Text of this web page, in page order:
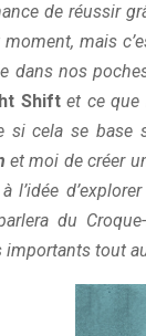
de réussir
mais
dans nos
Shift et ce que
si cela se base
et moi de créer
l’idée
du
tout